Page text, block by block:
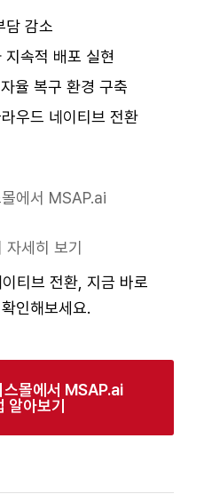
담 감소
속적 배포 실현
율 복구 환경 구축
우드 네이티브 전환
에서 MSAP.ai
세히 보기
티브 전환, 지금 바로
인해보세요.
스몰에서 MSAP.ai
알아보기